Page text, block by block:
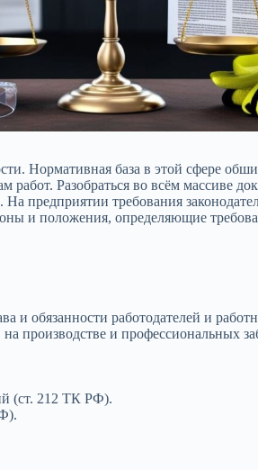
Нормативная база в этой сфере
Разобраться во всём массиве
предприятии требования
и положения, определяющие
обязанности работодателей и
производстве и профессиональных
(ст. 212 ТК РФ).